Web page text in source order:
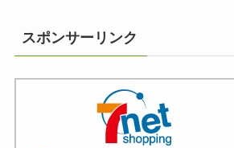
スポンサーリンク